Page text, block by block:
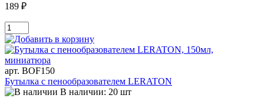
189 ₽
арт. BOF150
Бутылка с пенообразователем LERATON
В наличии: 20 шт